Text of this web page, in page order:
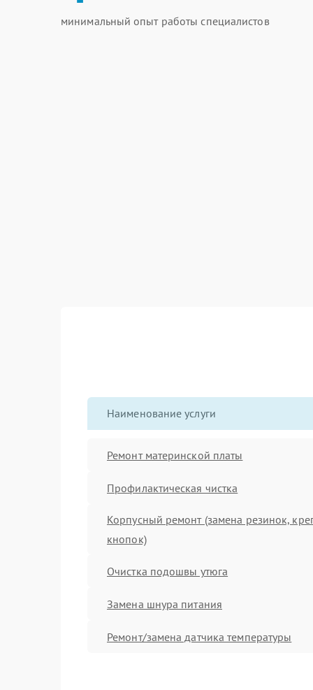
минимальный опыт работы специалистов
Наименование услуги
Ремонт материнской платы
Профилактическая чистка
Корпусный ремонт (замена резинок,
кнопок)
Очистка подошвы утюга
Замена шнура питания
Ремонт/замена датчика температуры